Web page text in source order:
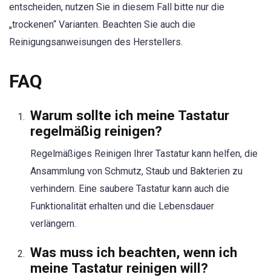
entscheiden, nutzen Sie in diesem Fall bitte nur die
„trockenen“ Varianten. Beachten Sie auch die
Reinigungsanweisungen des Herstellers.
FAQ
Warum sollte ich meine Tastatur
regelmäßig reinigen?
Regelmäßiges Reinigen Ihrer Tastatur kann helfen, die
Ansammlung von Schmutz, Staub und Bakterien zu
verhindern. Eine saubere Tastatur kann auch die
Funktionalität erhalten und die Lebensdauer
verlängern.
Was muss ich beachten, wenn ich
meine Tastatur reinigen will?